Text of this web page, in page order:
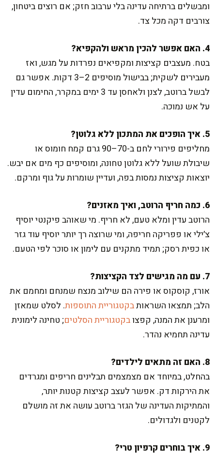
ומבשלים ברתיחה עדינה בלי ערבוב חזק; אם רוצים ביטחון,
צורבים דקה מכל צד.
4. האם אפשר להכין מראש ולהקפיא?
בטח. מעצבים קציצות ומקפיאים נפרדות על מגש, ואז
מעבירים לשקית; בבישול מוסיפים 2–3 דקות. אפשר גם
לבשל ברוטב, לצנן ולאחסן עד 3 ימים במקרר, החימום עדין
על אש נמוכה.
5. איך הופכים את המתכון ללא גלוטן?
מחליפים פירורי לחם ב-70–90 גרם קמח חומוס או
שיבולת שועל ללא גלוטן טחונה, ומוסיפים כף מים אם יבש.
יוצאות קציצות נמסות בפה, ועדיין שומרות על גוף ומרקם.
6. כמה חריף הרוטב, ואיך מאזנים?
הרוטב עדין ומלא טעם, לא חריף. מי שאוהב פיקנטי יוסיף
צ׳ילי או פפריקה חריפה, ומי שרוצה רך יותר יוסיף עוד גזר
או כפית רסק; תמיד מתקנים עם לימון או סוכר לפי הטעם.
7. עם מה מגישים לצד הקציצות?
אורז, קוסקוס או פירה הם שילוב מנצח שמנחם ומחמם את
הלב; תמצאו השראותבקטגוריית התוספות. לסלט שמאזן
ומרענן את המנה, קפצובקטגוריית הסלטים; טחינה לימונית
עדינה תחמיא נהדר.
8. האם זה מתאים לילדים?
בהחלט, במיוחד אם מצמצמים תבלינים חריפים ומגרדים
את הירקות דק. אפשר לעצב קציצות קטנות יותר,
והמתיקות העדינה של הגזר ברוטב עושה את זה מושלם
לקטנים ולגדולים.
9. איך בוחרים קרפיון טרי?